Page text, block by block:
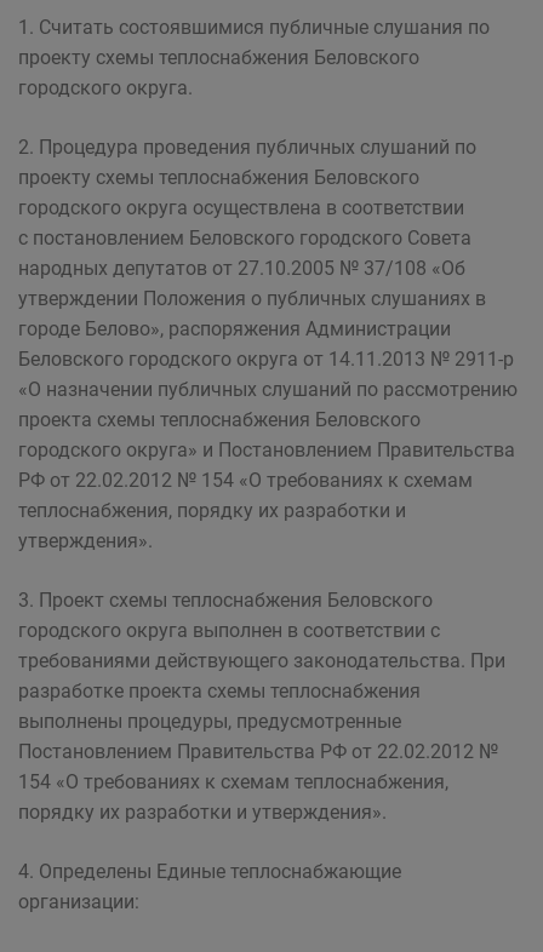
1. Считать состоявшимися публичные слушания по
проекту схемы теплоснабжения Беловского
городского округа.
2. Процедура проведения публичных слушаний по
проекту схемы теплоснабжения Беловского
городского округа осуществлена в соответствии
с постановлением Беловского городского Совета
народных депутатов от 27.10.2005 № 37/108 «Об
утверждении Положения о публичных слушаниях в
городе Белово», распоряжения Администрации
Беловского городского округа от 14.11.2013 № 2911-р
«О назначении публичных слушаний по рассмотрению
проекта схемы теплоснабжения Беловского
городского округа» и Постановлением Правительства
РФ от 22.02.2012 № 154 «О требованиях к схемам
теплоснабжения, порядку их разработки и
утверждения».
3. Проект схемы теплоснабжения Беловского
городского округа выполнен в соответствии с
требованиями действующего законодательства. При
разработке проекта схемы теплоснабжения
выполнены процедуры, предусмотренные
Постановлением Правительства РФ от 22.02.2012 №
154 «О требованиях к схемам теплоснабжения,
порядку их разработки и утверждения».
4. Определены Единые теплоснабжающие
организации: